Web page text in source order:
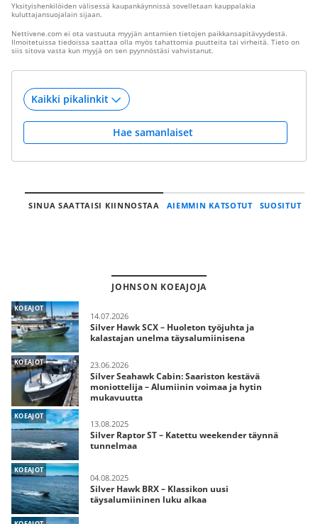
Yksityishenkilöiden välisessä kaupankäynnissä sovelletaan kauppalakia
kuluttajansuojalain sijaan.
Nettivene.com ei ota vastuuta myyjän antamien tietojen paikkansapitävyydestä.
Ilmoitetuissa tiedoissa saattaa olla myös tahattomia puutteita tai virheitä. Tieto on
siis sitova vasta kun myyjä on sen pyynnöstäsi vahvistanut.
Hae samanlaiset
SINUA SAATTAISI KIINNOSTAA AIEMMIN KATSOTUT SUOSITUT
JOHNSON KOEAJOJA
KOEAJOT
14.07.2026
Silver Hawk SCX – Huoleton työjuhta ja
kalastajan unelma täysalumiinisena
KOEAJOT 23.06.2026
Silver Seahawk Cabin: Saariston kestävä
moniottelija – Alumiinin voimaa ja hytin
mukavuutta
KOEAJOT
13.08.2025
Silver Raptor ST – Katettu weekender täynnä
tunnelmaa
KOEAJOT
04.08.2025
Silver Hawk BRX – Klassikon uusi
täysalumiininen luku alkaa